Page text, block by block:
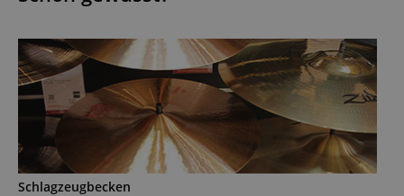
Schlagzeugbecken